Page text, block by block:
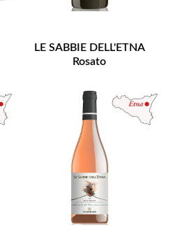
LE SABBIE DELL'ETNA
Rosato